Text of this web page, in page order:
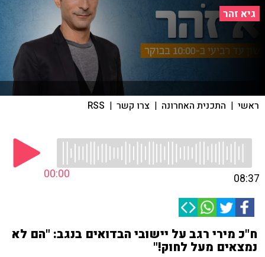
גיא זהר
ראשי | התכנית האחרונה | צרו קשר |
RSS
00:00 08:37
ח"כ מירי רגב על יישובי הבדואים בנגב: "הם לא
נמצאים מעל לחוק!"